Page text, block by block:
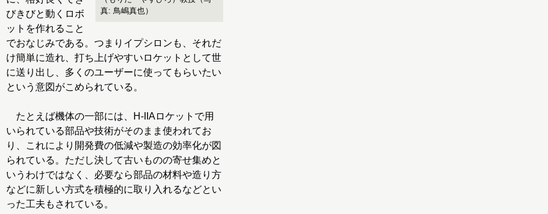
真: 鳥嶋真也）
びきびと動くロボ
ットを作れること
でおなじみである。つまりイプシロンも、それだ
け簡単に造れ、打ち上げやすいロケットとして世
に送り出し、多くのユーザーに使ってもらいたい
という意図がこめられている。
たとえば機体の一部には、H-IIAロケットで用
いられている部品や技術がそのまま使われてお
り、これにより開発費の低減や製造の効率化が図
られている。ただし決して古いものの寄せ集めと
いうわけではなく、必要なら部品の材料や造り方
などに新しい方式を積極的に取り入れるなどとい
った工夫もされている。